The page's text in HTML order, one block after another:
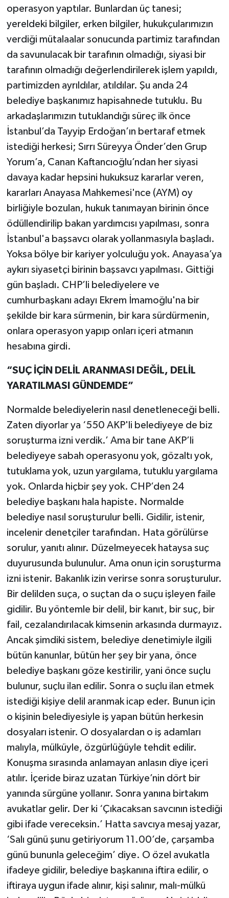
operasyon yaptılar. Bunlardan üç tanesi;
yereldeki bilgiler, erken bilgiler, hukukçularımızın
verdiği mütalaalar sonucunda partimiz tarafından
da savunulacak bir tarafının olmadığı, siyasi bir
tarafının olmadığı değerlendirilerek işlem yapıldı,
partimizden ayrıldılar, atıldılar. Şu anda 24
belediye başkanımız hapisahnede tutuklu. Bu
arkadaşlarımızın tutuklandığı süreç ilk önce
İstanbul’da Tayyip Erdoğan’ın bertaraf etmek
istediği herkesi; Sırrı Süreyya Önder’den Grup
Yorum’a, Canan Kaftancıoğlu’ndan her siyasi
davaya kadar hepsini hukuksuz kararlar veren,
kararları Anayasa Mahkemesi'nce (AYM) oy
birliğiyle bozulan, hukuk tanımayan birinin önce
ödüllendirilip bakan yardımcısı yapılması, sonra
İstanbul'a başsavcı olarak yollanmasıyla başladı.
Yoksa bölye bir kariyer yolculuğu yok. Anayasa’ya
aykırı siyasetçi birinin başsavcı yapılması. Gittiği
gün başladı. CHP’li belediyelere ve
cumhurbaşkanı adayı Ekrem İmamoğlu'na bir
şekilde bir kara sürmenin, bir kara sürdürmenin,
onlara operasyon yapıp onları içeri atmanın
hesabına girdi.
“SUÇ İÇİN DELİL ARANMASI DEĞİL, DELİL
YARATILMASI GÜNDEMDE”
Normalde belediyelerin nasıl denetleneceği belli.
Zaten diyorlar ya ‘550 AKP'li belediyeye de biz
soruşturma izni verdik.’ Ama bir tane AKP’li
belediyeye sabah operasyonu yok, gözaltı yok,
tutuklama yok, uzun yargılama, tutuklu yargılama
yok. Onlarda hiçbir şey yok. CHP’den 24
belediye başkanı hala hapiste. Normalde
belediye nasıl soruşturulur belli. Gidilir, istenir,
incelenir denetçiler tarafından. Hata görülürse
sorulur, yanıtı alınır. Düzelmeyecek hataysa suç
duyurusunda bulunulur. Ama onun için soruşturma
izni istenir. Bakanlık izin verirse sonra soruşturulur.
Bir delilden suça, o suçtan da o suçu işleyen faile
gidilir. Bu yöntemle bir delil, bir kanıt, bir suç, bir
fail, cezalandırılacak kimsenin arkasında durmayız.
Ancak şimdiki sistem, belediye denetimiyle ilgili
bütün kanunlar, bütün her şey bir yana, önce
belediye başkanı göze kestirilir, yani önce suçlu
bulunur, suçlu ilan edilir. Sonra o suçlu ilan etmek
istediği kişiye delil aranmak icap eder. Bunun için
o kişinin belediyesiyle iş yapan bütün herkesin
dosyaları istenir. O dosyalardan o iş adamları
malıyla, mülküyle, özgürlüğüyle tehdit edilir.
Konuşma sırasında anlamayan anlasın diye içeri
atılır. İçeride biraz uzatan Türkiye’nin dört bir
yanında sürgüne yollanır. Sonra yanına birtakım
avukatlar gelir. Der ki ‘Çıkacaksan savcının istediği
gibi ifade vereceksin.’ Hatta savcıya mesaj yazar,
‘Salı günü şunu getiriyorum 11.00’de, çarşamba
günü bununla geleceğim’ diye. O özel avukatla
ifadeye gidilir, belediye başkanına iftira edilir, o
iftiraya uygun ifade alınır, kişi salınır, malı-mülkü
TEKNOLOJİ
KÜLTÜR SANAT